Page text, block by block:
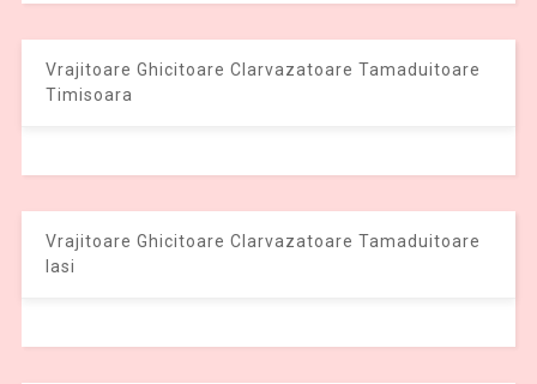
Vrajitoare Ghicitoare Clarvazatoare Tamaduitoare
Timisoara
Vrajitoare Ghicitoare Clarvazatoare Tamaduitoare
Iasi